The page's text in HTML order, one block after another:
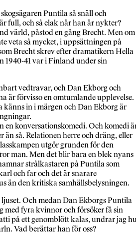
Puntila så snäll och
full, och så elak när han är nykter?
värld, påstod en gång Brecht. Men om
veta så mycket, i uppsättningen på
Brecht skrev efter dramatikern Hella
1940-41 var i Finland under sin
vedtravar, och Dan Ekborg och
är förvisso en omtumlande upplevelse.
in i märgen och Dan Ekborg är
en konversationskomedi. Och komedi
än så. Relationen herre och dräng, eller
utgör grunden för den
man. Men det blir bara en blek nyans
strålkastaren på Puntila som
och far och det är snarare
än den kritiska samhällsbelysningen.
Och medan Dan Ekborgs Puntila
med fyra kvinnor och försöker få sin
på ett genomblött kalas, undrar jag
Vad berättar han för oss?